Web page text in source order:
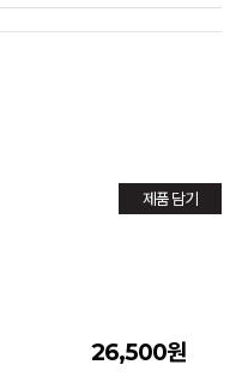
제품 담기
26,500원